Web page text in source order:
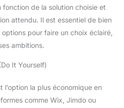
de la solution choisie et
attendu. Il est essentiel de bien
pour faire un choix éclairé,
ambitions.
It Yourself)
l’option la plus économique en
comme Wix, Jimdo ou